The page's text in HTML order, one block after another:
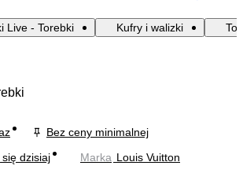
Live - Torebki Kufry i walizki
Bez ceny minimalnej
się dzisiaj
Marka Louis Vuitton